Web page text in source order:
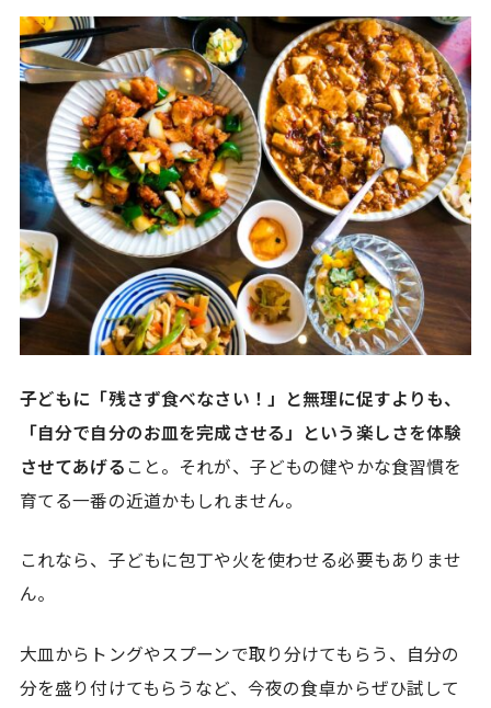
子どもに「残さず食べなさい！」と無理に促すよりも、
「自分で自分のお皿を完成させる」という楽しさを体験
させてあげる こと。それが、子どもの健やかな食習慣を
育てる一番の近道かもしれません。
これなら、子どもに包丁や火を使わせる必要もありませ
ん。
大皿からトングやスプーンで取り分けてもらう、自分の
分を盛り付けてもらうなど、今夜の食卓からぜひ試して